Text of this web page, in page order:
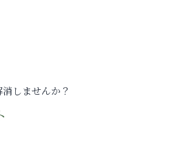
しませんか？